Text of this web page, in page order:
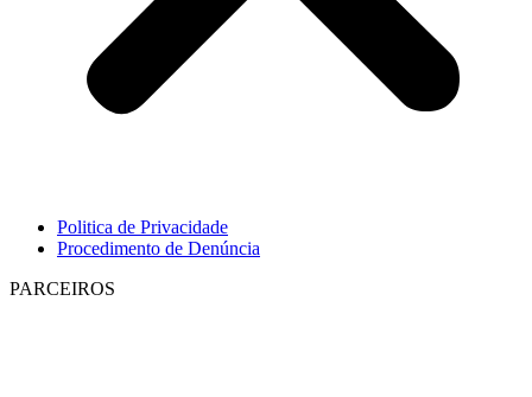
Politica de Privacidade
Procedimento de Denúncia
PARCEIROS